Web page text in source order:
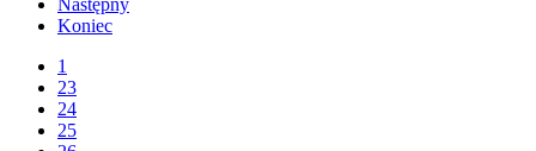
Następny
Koniec
1
23
24
25